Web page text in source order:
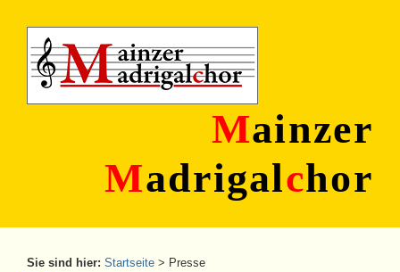
Mainzer
Madrigalchor
Sie sind hier: Startseite > Presse